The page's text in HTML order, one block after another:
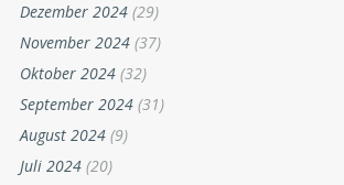
Dezember 2024 (29)
November 2024 (37)
Oktober 2024 (32)
September 2024 (31)
August 2024 (9)
Juli 2024 (20)